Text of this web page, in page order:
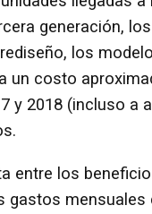
generación,
los
un costo
y 2018 (incluso a
entre los
gastos